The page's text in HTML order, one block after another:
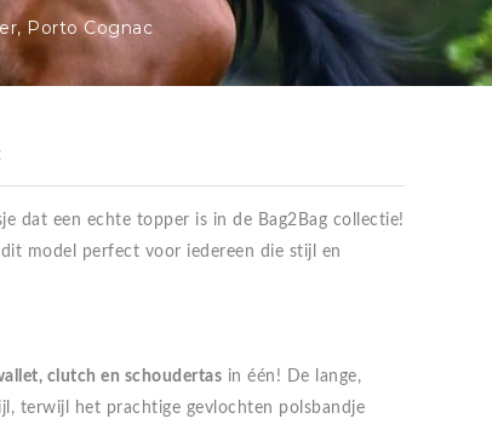
Porto Cognac
dat een echte topper is in de Bag2Bag collectie!
model perfect voor iedereen die stijl en
clutch en schoudertas in één! De lange,
terwijl het prachtige gevlochten polsbandje